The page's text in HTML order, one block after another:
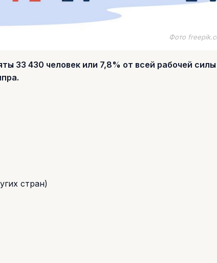
Фото
33 430 человек или 7,8% от всей рабочей силы
стран)